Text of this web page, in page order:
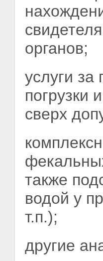
органов;
услуги
погрузки
сверх
также
водой у
т.п.);
другие